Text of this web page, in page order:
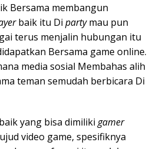
Bersama membangun
baik itu Di partymau pun
terus menjalin hubungan itu
Bersama game online.
media sosial Membahas alih
teman semudah berbicara Di
yang bisa dimiliki gamer
video game, spesifiknya